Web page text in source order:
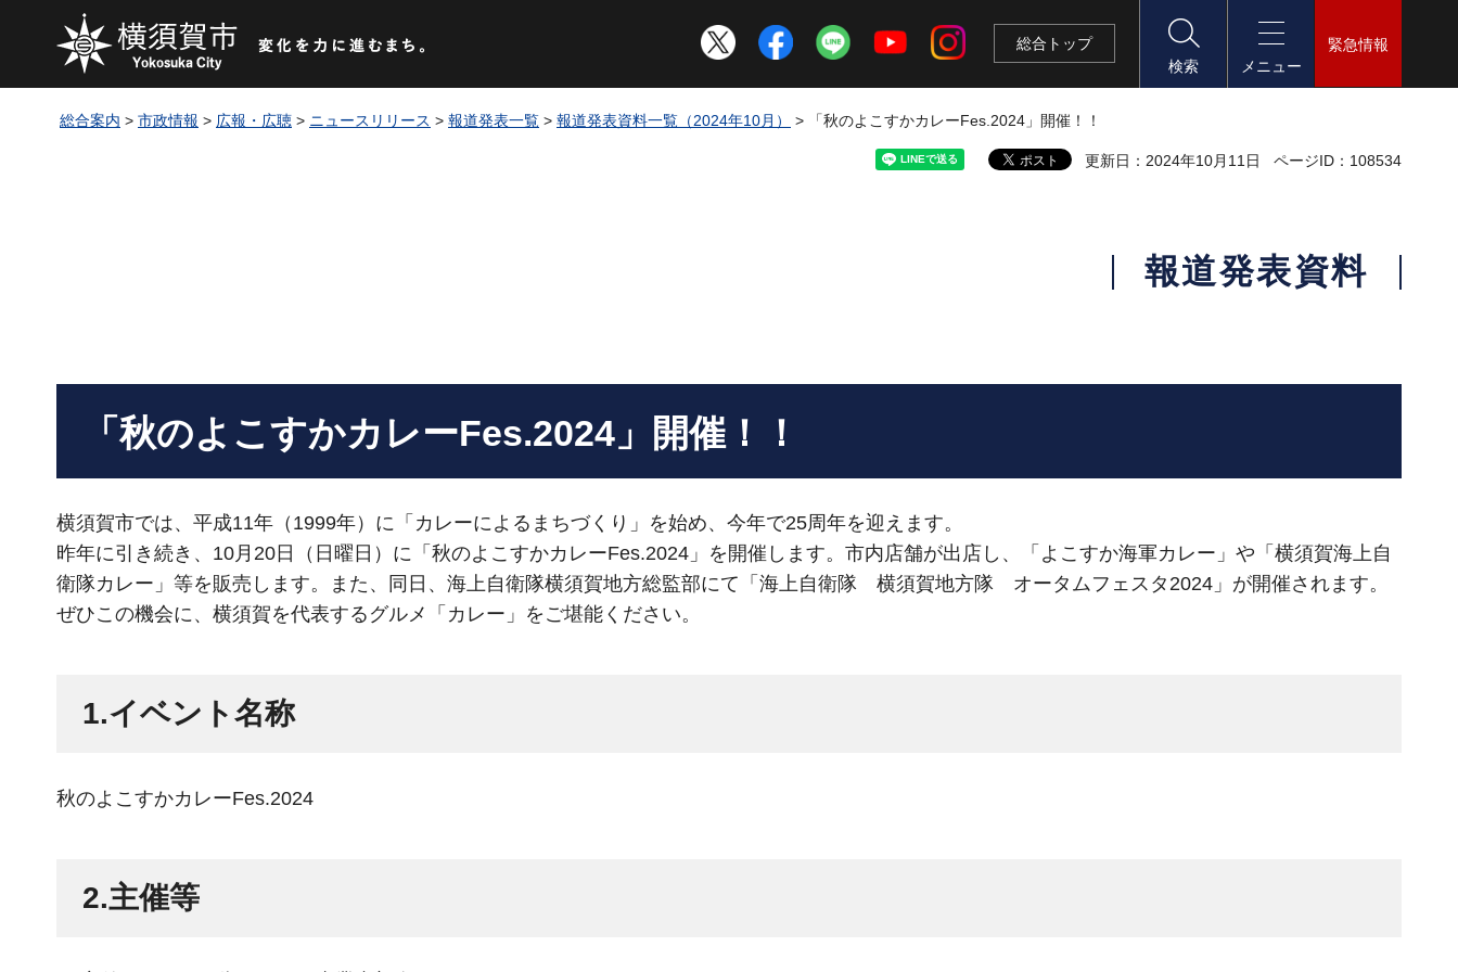
総合 トップ
検索
メニュー
緊急情報
総合案内 > 市政情報 > 広報・広聴 > ニュースリリース > 報道発表一覧 > 報道発表資料一覧（2024年10月） > 「秋のよこすかカレーFes.2024」開催！！
更新日：2024年10月11日 ページID：108534
報道発表資料
「秋のよこすかカレーFes.2024」開催！！
横須賀市では、平成11年（1999年）に「カレーによるまちづくり」を始め、今年で25周年を迎えます。
昨年に引き続き、10月20日（日曜日）に「秋のよこすかカレーFes.2024」を開催します。市内店舗が出店し、「よこすか海軍カレー」や「横須賀海上自
衛隊カレー」等を販売します。また、同日、海上自衛隊横須賀地方総監部にて「海上自衛隊 横須賀地方隊 オータムフェスタ2024」が開催されます。
ぜひこの機会に、横須賀を代表するグルメ「カレー」をご堪能ください。
1.イベント名称
秋のよこすかカレーFes.2024
2.主催等